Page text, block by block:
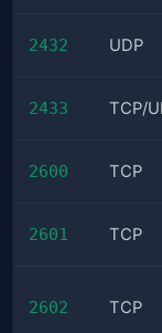
2432 UDP
2433 TCP/
2600 TCP
2601 TCP
2602 TCP